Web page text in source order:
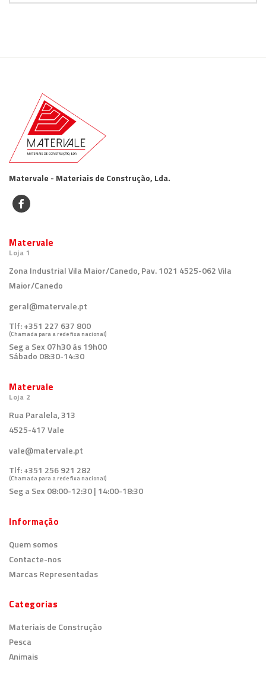
Matervale - Materiais de Construção, Lda.
Matervale
Loja 1
Zona Industrial Vila Maior/Canedo, Pav. 1021 4525-062 Vila
Maior/Canedo
geral@matervale.pt
Tlf:+351 227 637 800
(Chamada para a rede fixa nacional)
Seg a Sex 07h30 às 19h00
Sábado 08:30-14:30
Matervale
Loja 2
Rua Paralela, 313
4525-417 Vale
vale@matervale.pt
Tlf:+351 256 921 282
(Chamada para a rede fixa nacional)
Seg a Sex 08:00-12:30 | 14:00-18:30
Informação
Quem somos
Contacte-nos
Marcas Representadas
Categorias
Materiais de Construção
Pesca
Animais